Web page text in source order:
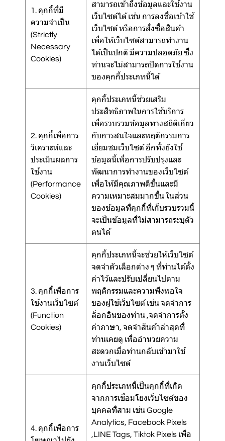
1. คุกกี้ที่มี
ความจำเป็น
(Strictly
Necessary
Cookies)
สามารถเข้าถึงข้อมูลและใช้งาน
เว็บไซต์ได้ เช่น การลงชื่อเข้าใช้
เว็บไซต์ หรือการสั่งซื้อสินค้า
เพื่อให้เว็บไซต์สามารถทำงาน
ได้เป็นปกติ มีความปลอดภัย ซึ่ง
ท่านจะไม่สามารถปิดการใช้งาน
ของคุกกี้ประเภทนี้ได้
2. คุกกี้เพื่อการ
วิเคราะห์และ
ประเมินผลการ
ใช้งาน
(Performance
Cookies)
คุกกี้ประเภทนี้ช่วยเสริม
ประสิทธิภาพในการใช้บริการ
เพื่อรวบรวมข้อมูลทางสถิติเกี่ยว
กับการสนใจและพฤติกรรมการ
เยี่ยมชมเว็บไซต์ อีกทั้งยังใช้
ข้อมูลนี้เพื่อการปรับปรุงและ
พัฒนาการทำงานของเว็บไซต์
เพื่อให้มีคุณภาพดีขึ้นและมี
ความเหมาะสมมากขึ้น ในส่วน
ของข้อมูลที่คุกกี้ที่เก็บรวบรวมนี้
จะเป็นข้อมูลที่ไม่สามารถระบุตัว
ตนได้
3. คุกกี้เพื่อการ
ใช้งานเว็บไซต์
(Function
Cookies)
คุกกี้ประเภทนี้จะช่วยให้เว็บไซต์
จดจำตัวเลือกต่าง ๆ ที่ท่านได้ตั้ง
ค่าไว้และปรับเปลี่ยนไปตาม
พฤติกรรมและความพึงพอใจ
ของผู้ใช้เว็บไซต์ เช่น จดจำการ
ล็อกอินของท่าน ,จดจำการตั้ง
ค่าภาษา, จดจำสินค้าล่าสุดที่
ท่านเคยดู เพื่ออำนวยความ
สะดวกเมื่อท่านกลับเข้ามาใช้
งานเว็บไซต์
4. คุกกี้เพื่อการ
คุกกี้ประเภทนี้เป็นคุกกี้ที่เกิด
จากการเชื่อมโยงเว็บไซต์ของ
บุคคลที่สาม เช่น Google
Analytics, Facebook Pixels
,LINE Tags, Tiktok Pixels เพื่อ